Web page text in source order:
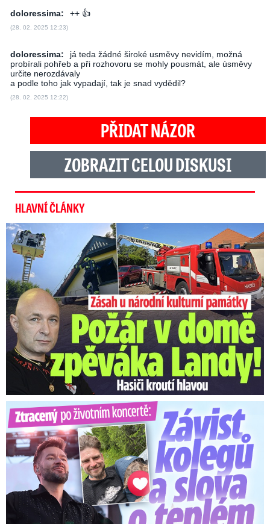
doloressima: ++ 👍
(28. 02. 2025 12:23)
doloressima:
já teda žádné široké usměvy nevidím, možná
probírali pohřeb a při rozhovoru se mohly pousmát, ale úsměvy
určite nerozdávaly
a podle toho jak vypadají, tak je snad vydědil?
(28. 02. 2025 12:22)
PŘIDAT NÁZOR
ZOBRAZIT CELOU DISKUSI
HLAVNÍ ČLÁNKY
U Daniela Landy hořelo! Hasiči kroutí hlavou
Ztracený po životním koncertě: Závist kolegů a teplý popík